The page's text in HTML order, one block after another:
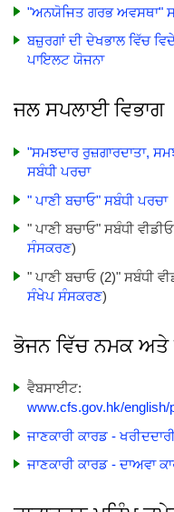
"ਅਨਯੋਜਿਤ ਗਰਭ ਅਵਸਥਾ"
ਬਜ਼ੁਰਗਾਂ ਦੀ ਦੇਖਭਾਲ ਵਿੱਚ
ਪਾਇਲਟ ਯੋਜਨਾ
ਜਲ ਸਪਲਾਈ ਵਿਭਾਗ
"ਸਮਝਦਾਰ ਰੁਜ਼ਗਾਰਦਾਤਾ,
ਸਬੰਧੀ ਪਰਚਾ
" ਪਾਣੀ ਬਚਾਓ" ਸਬੰਧੀ ਪਰਚਾ
" ਪਾਣੀ ਬਚਾਓ" ਸਬੰਧੀ
ਸੰਸਕਰਣ)
" ਪਾਣੀ ਬਚਾਓ (2)" ਸਬੰਧੀ
ਸੰਖੇਪ ਸੰਸਕਰਣ)
ਭੋਜਨ ਵਿੱਚ ਨਮਕ ਅਤੇ
ਵੈਬਸਾਈਟ:
www.cfs.gov.hk/
ਜਾਣਕਾਰੀ ਕਾਰਡ -
ਜਾਣਕਾਰੀ ਕਾਰਡ - ਦਾਅਵਾ